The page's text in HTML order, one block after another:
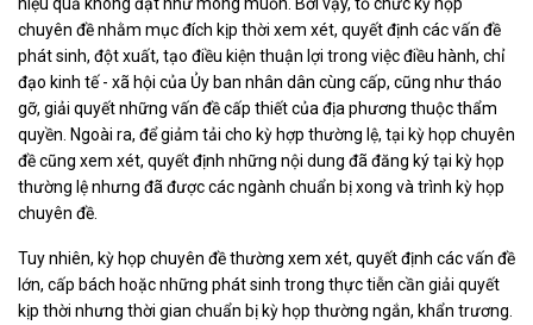
chuyên đề nhằm mục đích kịp thời xem xét, quyết định các vấn đề
phát sinh, đột xuất, tạo điều kiện thuận lợi trong việc điều hành, chỉ
đạo kinh tế - xã hội của Ủy ban nhân dân cùng cấp, cũng như tháo
gỡ, giải quyết những vấn đề cấp thiết của địa phương thuộc thẩm
quyền. Ngoài ra, để giảm tải cho kỳ hợp thường lệ, tại kỳ họp chuyên
đề cũng xem xét, quyết định những nội dung đã đăng ký tại kỳ họp
thường lệ nhưng đã được các ngành chuẩn bị xong và trình kỳ họp
chuyên đề.
Tuy nhiên, kỳ họp chuyên đề thường xem xét, quyết định các vấn đề
lớn, cấp bách hoặc những phát sinh trong thực tiễn cần giải quyết
kịp thời nhưng thời gian chuẩn bị kỳ họp thường ngắn, khẩn trương.